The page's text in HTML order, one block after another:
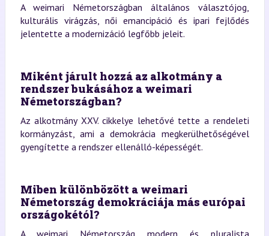
A weimari Németországban általános választójog,
kulturális virágzás, női emancipáció és ipari fejlődés
jelentette a modernizáció legfőbb jeleit.
Miként járult hozzá az alkotmány a
rendszer bukásához a weimari
Németországban?
Az alkotmány XXV. cikkelye lehetővé tette a rendeleti
kormányzást, ami a demokrácia megkerülhetőségével
gyengítette a rendszer ellenálló-képességét.
Miben különbözött a weimari
Németország demokráciája más európai
országokétól?
A weimari Németország modern és pluralista